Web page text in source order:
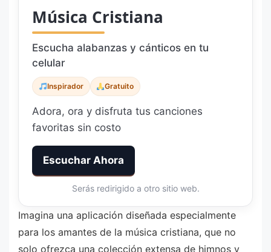
Música Cristiana
Escucha alabanzas y cánticos en tu
celular
Inspirador Gratuito
Adora, ora y disfruta tus canciones
favoritas sin costo
Escuchar Ahora
Serás redirigido a otro sitio web.
Imagina una aplicación diseñada especialmente
para los amantes de la música cristiana, que no
solo ofrezca una colección extensa de himnos y